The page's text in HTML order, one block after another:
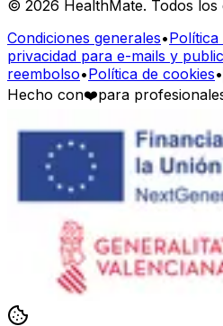
© 2026 HealthMate. Todos los
Condiciones generales•Política
privacidad para e-mails y
reembolso•Política de cookies•
Hecho con❤️para